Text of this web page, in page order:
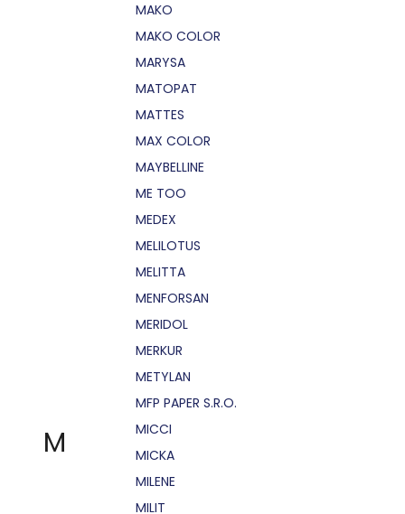
M
MAKO
MAKO COLOR
MARYSA
MATOPAT
MATTES
MAX COLOR
MAYBELLINE
ME TOO
MEDEX
MELILOTUS
MELITTA
MENFORSAN
MERIDOL
MERKUR
METYLAN
MFP PAPER S.R.O.
MICCI
MICKA
MILENE
MILIT